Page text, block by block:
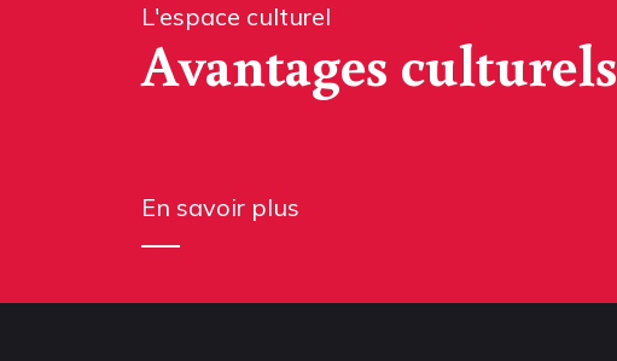
L'espace culturel
Avantages culturels
En savoir plus